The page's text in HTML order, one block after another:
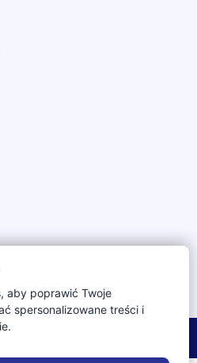
aby poprawić Twoje
spersonalizowane treści i